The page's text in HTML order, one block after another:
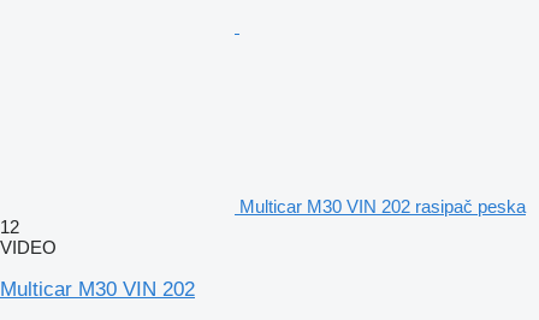
Multicar M30 VIN 202 rasipač peska
12
VIDEO
Multicar M30 VIN 202